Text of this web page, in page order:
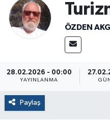
ÖZDEN
28.02.2026 - 00:00
YAYINLANMA
Paylaş
Magazin
Muğla Haber
Muğla Trafik
Süper Lig Puan
Son Dakika
Haber Arşivi